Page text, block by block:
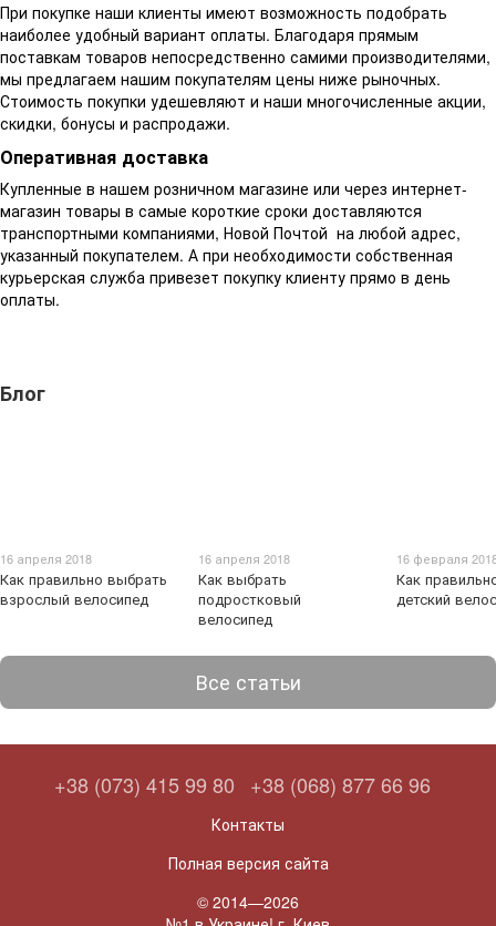
При покупке наши клиенты имеют возможность подобрать
наиболее удобный вариант оплаты. Благодаря прямым
поставкам товаров непосредственно самими производителями,
мы предлагаем нашим покупателям цены ниже рыночных.
Стоимость покупки удешевляют и наши многочисленные акции,
скидки, бонусы и распродажи.
Оперативная доставка
Купленные в нашем розничном магазине или через интернет-
магазин товары в самые короткие сроки доставляются
транспортными компаниями, Новой Почтой на любой адрес,
указанный покупателем. А при необходимости собственная
курьерская служба привезет покупку клиенту прямо в день
оплаты.
Блог
16 апреля 2018
Как правильно выбрать
взрослый велосипед
16 апреля 2018
Как выбрать
подростковый
велосипед
16 февраля
Как
детский
Все статьи
+38 (073) 415 99 80 +38 (068) 877 66 96
Контакты
Полная версия сайта
© 2014—2026